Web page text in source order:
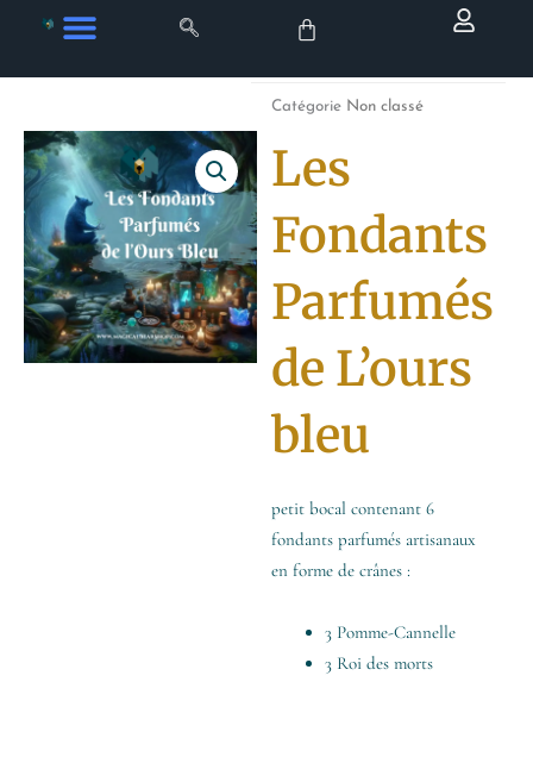
contenu
Catégorie Non classé
Les
Fondants
Parfumés
de L’ours
bleu
petit bocal contenant 6
fondants parfumés artisanaux
en forme de crânes :
3 Pomme-Cannelle
3 Roi des morts